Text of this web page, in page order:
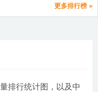
更多排行榜 »
排行统计图，以及中